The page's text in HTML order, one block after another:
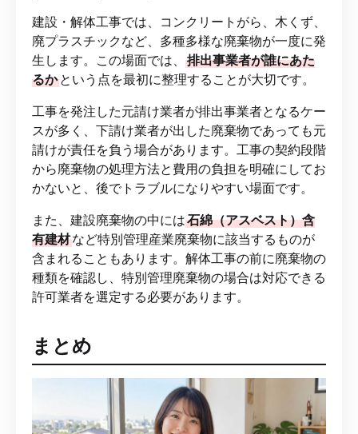
建設・解体工事では、コンクリートがら、木くず、
廃プラスチックなど、多種多様な廃棄物が一度に発
生します。この場面では、 排出事業者が誰にあた
るか という点を最初に整理することが大切です。
工事を発注した元請け業者が排出事業者となるケー
スが多く、下請け業者が出した廃棄物であっても元
請けが責任を負う場合があります。工事の契約段階
から廃棄物の処理方法と費用の負担を明確にしてお
かないと、後でトラブルになりやすい場面です。
また、建設廃棄物の中には石綿（アスベスト）含
有建材など特別管理産業廃棄物に該当するものが
含まれることもあります。解体工事の前に廃棄物の
種類を確認し、特別管理廃棄物の場合は対応できる
許可業者を選定する必要があります。
まとめ